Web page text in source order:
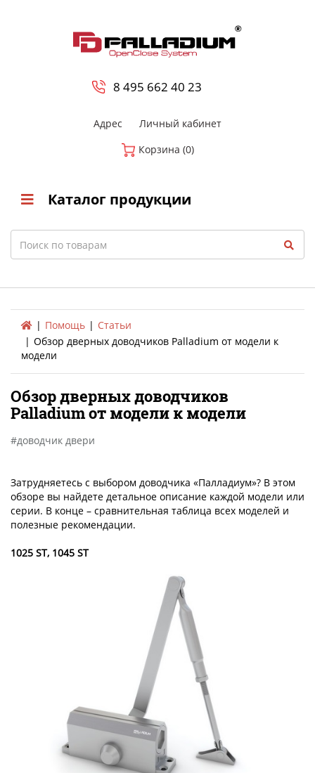
8 495 662 40 23
Адрес
Личный кабинет
Корзина (0)
Каталог продукции
Search
Помощь
Статьи
Обзор дверных доводчиков Palladium от модели к
модели
Обзор дверных доводчиков
Palladium от модели к модели
доводчик двери
Затрудняетесь с выбором доводчика «Палладиум»? В этом
обзоре вы найдете детальное описание каждой модели или
серии. В конце – сравнительная таблица всех моделей и
полезные рекомендации.
1025 ST, 1045 ST